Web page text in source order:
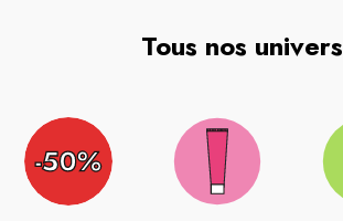
Tous nos univers